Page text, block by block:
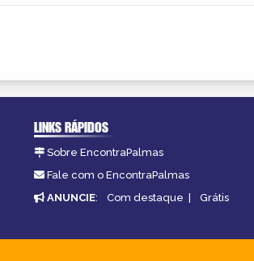
LINKS RÁPIDOS
Sobre EncontraPalmas
Fale com o EncontraPalmas
ANUNCIE: Com destaque | Grátis